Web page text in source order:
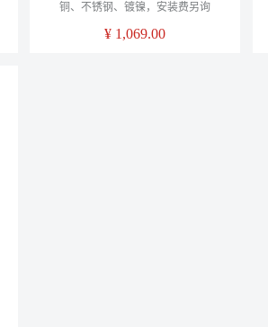
铜、不锈钢、镀镍，安装费另询
¥ 1,069.00